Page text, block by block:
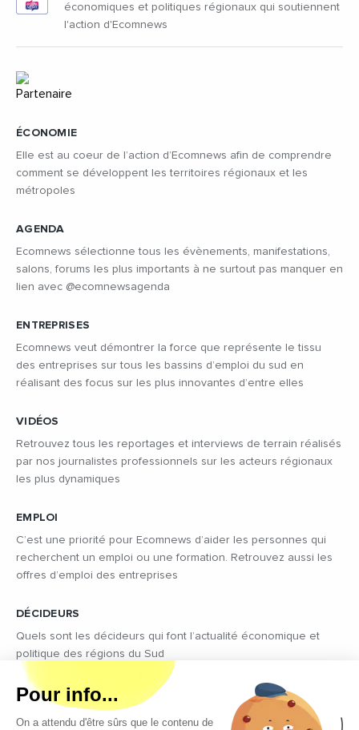
ÉCONOMIE
Elle est au coeur de l’action d’Ecomnews afin de comprendre
comment se développent les territoires régionaux et les
métropoles
AGENDA
Ecomnews sélectionne tous les évènements, manifestations,
salons, forums les plus importants à ne surtout pas manquer en
lien avec @ecomnewsagenda
ENTREPRISES
Ecomnews veut démontrer la force que représente le tissu
des entreprises sur tous les bassins d’emploi du sud en
réalisant des focus sur les plus innovantes d’entre elles
VIDÉOS
Retrouvez tous les reportages et interviews de terrain réalisés
par nos journalistes professionnels sur les acteurs régionaux
les plus dynamiques
EMPLOI
C’est une priorité pour Ecomnews d’aider les personnes qui
recherchent un emploi ou une formation. Retrouvez aussi les
offres d’emploi des entreprises
DÉCIDEURS
Quels sont les décideurs qui font l’actualité économique et
politique des régions du Sud
économiques et politiques régionaux qui soutiennent
l'action d'Ecomnews